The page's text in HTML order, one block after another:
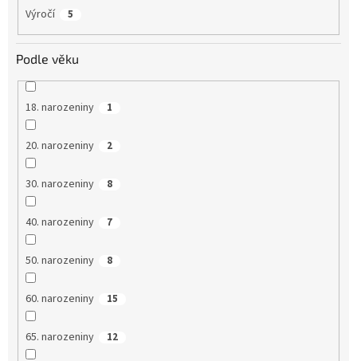
Výročí 5
Podle věku
18. narozeniny 1
20. narozeniny 2
30. narozeniny 8
40. narozeniny 7
50. narozeniny 8
60. narozeniny 15
65. narozeniny 12